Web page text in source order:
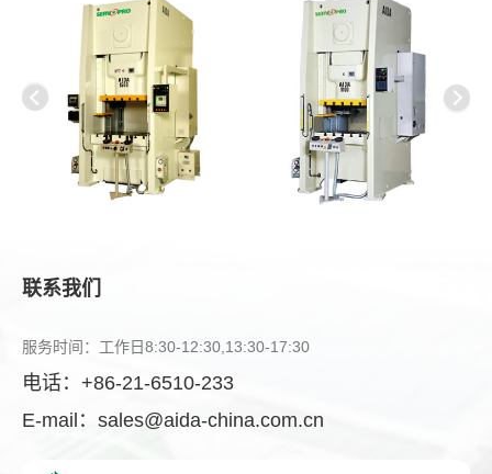
联系我们
服务时间：工作日8:30-12:30,13:30-17:30
电话： +86-21-6510-233
E-mail： sales@aida-china.com.cn